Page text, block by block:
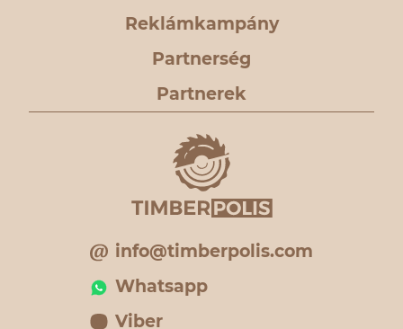
Reklámkampány
Partnerség
Partnerek
info@timberpolis.com
Whatsapp
Viber